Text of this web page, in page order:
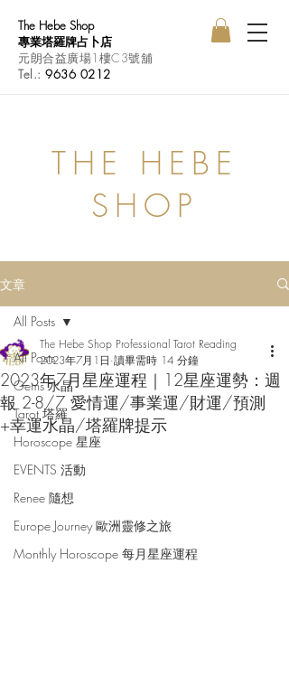
The Hebe Shop
專業塔羅牌占卜店
元朗合益廣場1樓C3號舖
Tel.:9636 0212
THE HEBE
SHOP
文章
All Posts
Gems 水晶
Tarot 塔羅
Horoscope 星座
EVENTS 活動
Renee 隨想
Europe Journey 歐洲靈修之旅
Monthly Horoscope 每月星座運程
All Posts
2023年7月星座運程｜12星座運勢：週
報 2-8/7 愛情運/事業運/財運/預測
+幸運水晶/塔羅牌提示
The Hebe Shop Professional Tarot Reading
2023年7月1日 讀畢需時 14 分鐘